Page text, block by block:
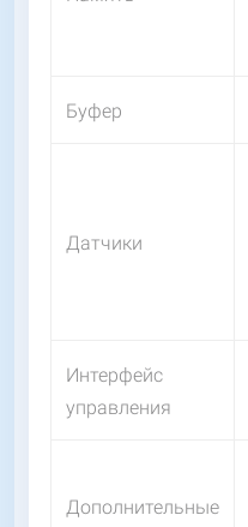
Буфер
Датчики
Интерфейс
управления
Дополнительные